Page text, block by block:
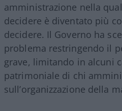
amministrazione nella
decidere è diventato più
decidere. Il Governo ha
problema restringendo il
grave, limitando in alcuni
patrimoniale di chi
sull’organizzazione della